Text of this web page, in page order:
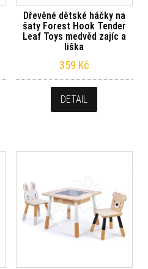
Dřevěné dětské háčky na
šaty Forest Hook Tender
Leaf Toys medvěd zajíc a
liška
359 Kč
DETAIL